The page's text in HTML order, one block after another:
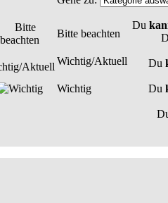
Bitte beachten
Wichtig/Aktuell
Wichtig
Du
Du
Du